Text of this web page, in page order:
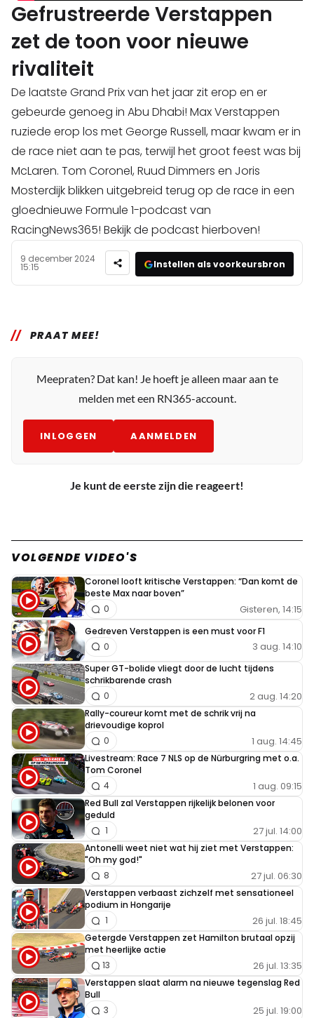
Gefrustreerde Verstappen
zet de toon voor nieuwe
rivaliteit
De laatste Grand Prix van het jaar zit erop en er
gebeurde genoeg in Abu Dhabi! Max Verstappen
ruziede erop los met George Russell, maar kwam er in
de race niet aan te pas, terwijl het groot feest was bij
McLaren. Tom Coronel, Ruud Dimmers en Joris
Mosterdijk blikken uitgebreid terug op de race in een
gloednieuwe Formule 1-podcast van
RacingNews365! Bekijk de podcast hierboven!
9 december 2024
15:15 Instellen als voorkeursbron
PRAAT MEE!
Meepraten? Dat kan! Je hoeft je alleen maar aan te
melden met een RN365-account.
INLOGGEN AANMELDEN
Je kunt de eerste zijn die reageert!
VOLGENDE VIDEO'S
Coronel looft kritische Verstappen: “Dan komt de
beste Max naar boven”
Gisteren, 14:15
0
Gedreven Verstappen is een must voor F1
3 aug. 14:10
0
Super GT-bolide vliegt door de lucht tijdens
schrikbarende crash
2 aug. 14:20
0
Rally-coureur komt met de schrik vrij na
drievoudige koprol
1 aug. 14:45
0
Livestream: Race 7 NLS op de Nürburgring met o.a.
Tom Coronel
1 aug. 09:15
4
Red Bull zal Verstappen rijkelijk belonen voor
geduld
27 jul. 14:00
1
Antonelli weet niet wat hij ziet met Verstappen:
"Oh my god!"
27 jul. 06:30
8
Verstappen verbaast zichzelf met sensationeel
podium in Hongarije
26 jul. 18:45
1
Getergde Verstappen zet Hamilton brutaal opzij
met heerlijke actie
26 jul. 13:35
13
Verstappen slaat alarm na nieuwe tegenslag Red
Bull
25 jul. 19:00
3